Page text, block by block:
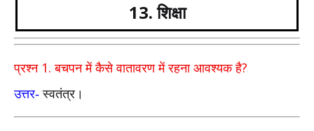
13. शिक्षा
प्रश्न 1.बचपन में कैसे वातावरण में रहना आवश्यक है?
उत्तर- स्वतंत्र।